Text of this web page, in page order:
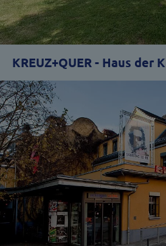
KREUZ+QUER - Haus der